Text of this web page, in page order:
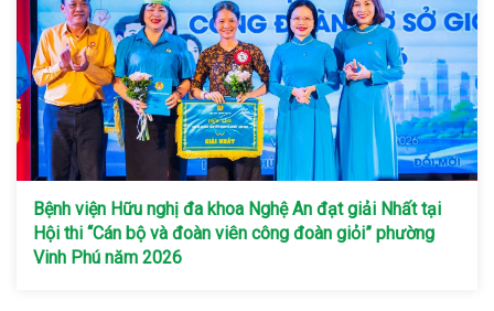
Bệnh viện Hữu nghị đa khoa Nghệ An đạt giải Nhất tại
Hội thi “Cán bộ và đoàn viên công đoàn giỏi” phường
Vinh Phú năm 2026